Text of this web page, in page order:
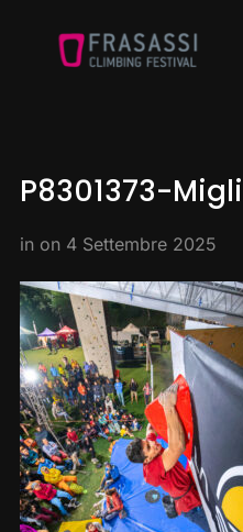
P8301373-
in on 4 Settembre 2025